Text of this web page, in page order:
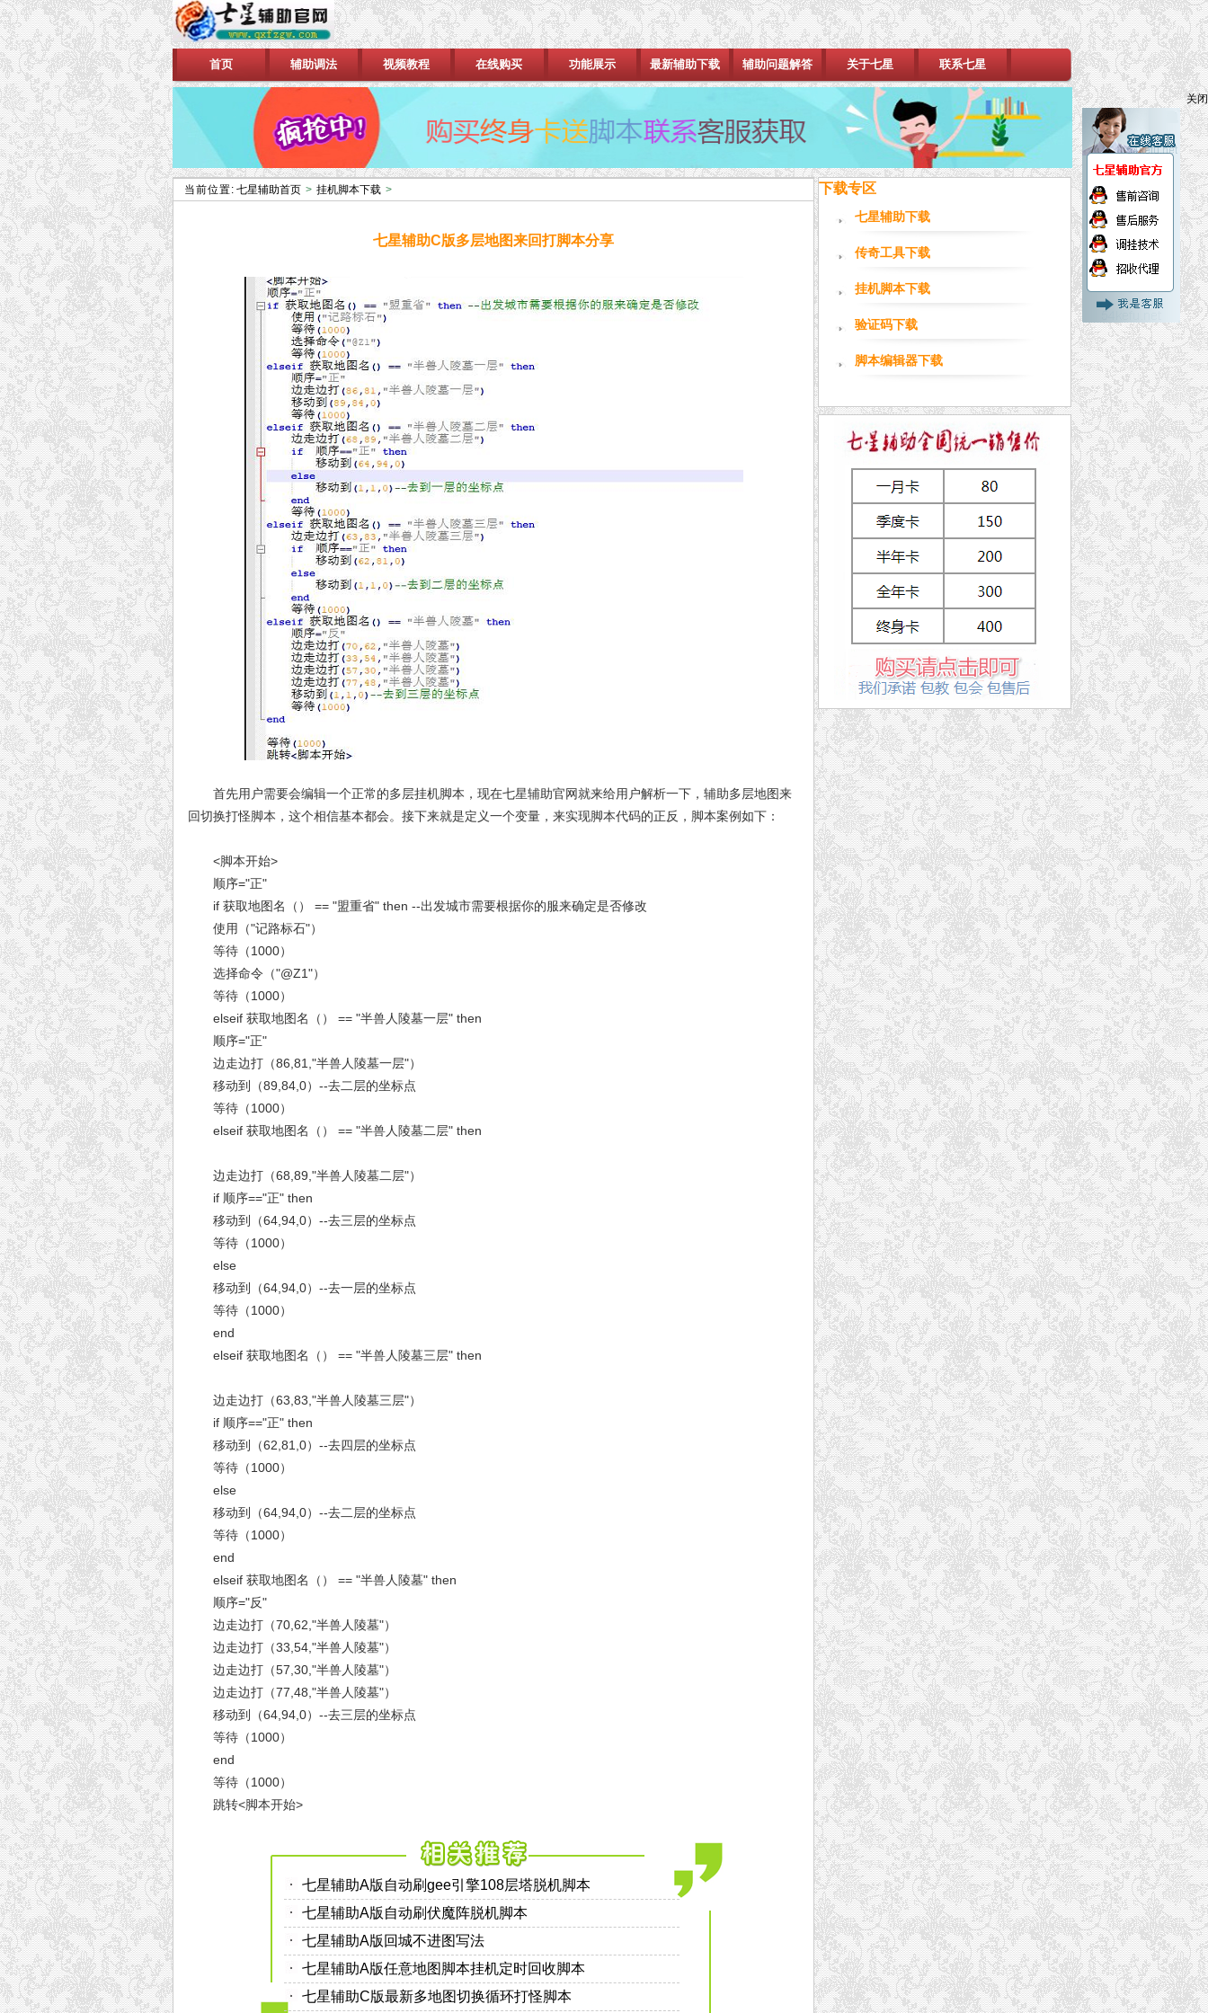
首页 辅助调法 视频教程 在线购买 功能展示 最新辅助下载 辅助问题解答 关于七星 联系七星
当前位置: 七星辅助首页 > 挂机脚本下载 >
七星辅助C版多层地图来回打脚本分享
首先用户需要会编辑一个正常的多层挂机脚本，现在七星辅助官网就来给用户解析一下，辅助多层地图来
回切换打怪脚本，这个相信基本都会。接下来就是定义一个变量，来实现脚本代码的正反，脚本案例如下：
<脚本开始>
顺序="正"
if 获取地图名（） == "盟重省" then --出发城市需要根据你的服来确定是否修改
使用（"记路标石"）
等待（1000）
选择命令（"@Z1"）
等待（1000）
elseif 获取地图名（） == "半兽人陵墓一层" then
顺序="正"
边走边打（86,81,"半兽人陵墓一层"）
移动到（89,84,0）--去二层的坐标点
等待（1000）
elseif 获取地图名（） == "半兽人陵墓二层" then
边走边打（68,89,"半兽人陵墓二层"）
if 顺序=="正" then
移动到（64,94,0）--去三层的坐标点
等待（1000）
else
移动到（64,94,0）--去一层的坐标点
等待（1000）
end
elseif 获取地图名（） == "半兽人陵墓三层" then
边走边打（63,83,"半兽人陵墓三层"）
if 顺序=="正" then
移动到（62,81,0）--去四层的坐标点
等待（1000）
else
移动到（64,94,0）--去二层的坐标点
等待（1000）
end
elseif 获取地图名（） == "半兽人陵墓" then
顺序="反"
边走边打（70,62,"半兽人陵墓"）
边走边打（33,54,"半兽人陵墓"）
边走边打（57,30,"半兽人陵墓"）
边走边打（77,48,"半兽人陵墓"）
移动到（64,94,0）--去三层的坐标点
等待（1000）
end
等待（1000）
跳转<脚本开始>
七星辅助A版自动刷gee引擎108层塔脱机脚本
七星辅助A版自动刷伏魔阵脱机脚本
七星辅助A版回城不进图写法
七星辅助A版任意地图脚本挂机定时回收脚本
七星辅助C版最新多地图切换循环打怪脚本
下载专区
七星辅助下载
传奇工具下载
挂机脚本下载
验证码下载
脚本编辑器下载
关闭